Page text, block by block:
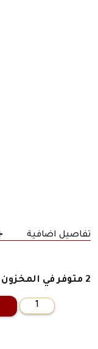
تفاصيل اضافية
2 متوفر في المخزون
كمية